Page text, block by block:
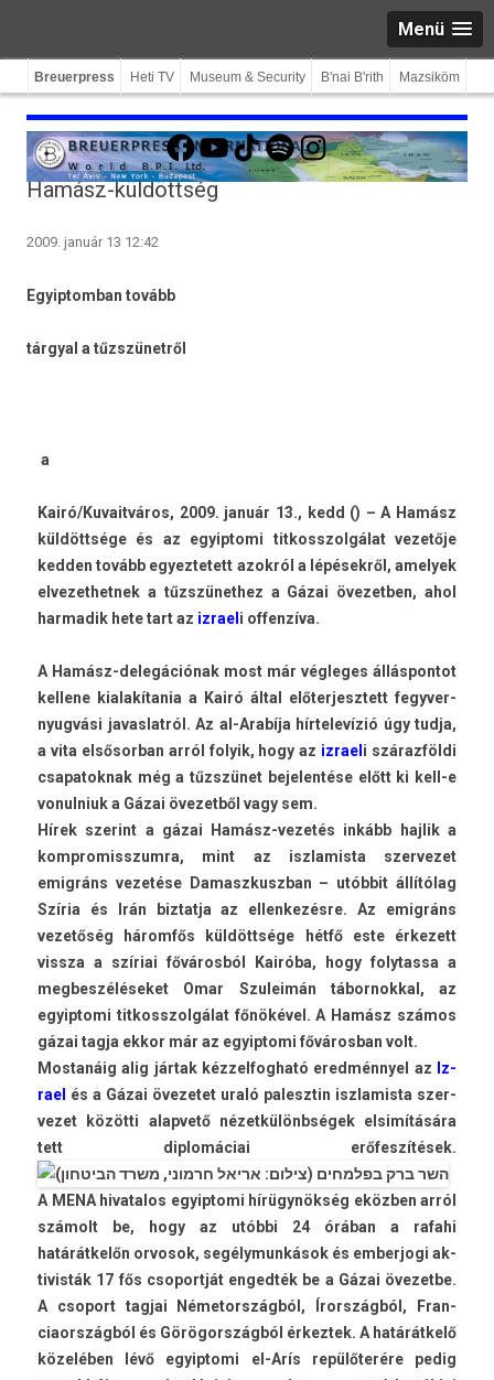
Menü
Breuerpress Heti TV Museum & Security B'nai B'rith Mazsiköm
Facebook
YouTube
TikTokSpotifyInstagram
Hamász-küldöttség
2009. január 13 12:42
Egyip­tomban tovább
tárgyal a tűzszünetről
a
Kairó/­Kuvait­város, 2009. január 13., kedd () – A Hamász
küldöttsége és az egyip­tomi tit­kosszol­gálat vezetője
kedd­en tovább egyez­tetett azokról a lépésekről, amelyek
el­vezet­hetnek a tűzszünet­hez a Gázai övezetb­en, ahol
har­madik hete tart az iz­rael i of­fen­zíva.
A Hamász-delegációnak most már vég­leges állás­pontot
kel­lene kialakítania a Kairó által előter­jesztett fegyver­
nyug­vási javas­latról. Az al-Arabíja hír­televízió úgy tudja,
a vita el­sősor­ban arról folyik, hogy az iz­rael i szárazföldi
csapatok­nak még a tűzszünet be­jelen­tése előtt ki kell-e
vonul­niuk a Gázai övezet­ből vagy sem.
Hírek szerint a gázai Hamász-vezetés inkább haj­lik a
kompromisszum­ra, mint az iszlamis­ta szer­vezet
emigráns vezetése Damaszkuszban – utóbbit állítólag
Szíria és Irán bi­ztat­ja az el­lenkezés­re. Az emigráns
vezetőség háromfős küldöttsége hétfő este érkezett
vissza a szíriai fővárosból Kairóba, hogy folytas­sa a
meg­beszéléseket Omar Szuleimán tábor­nokk­al, az
egyip­tomi tit­kosszol­gálat főnökével. A Hamász számos
gázai tagja ekkor már az egyip­tomi főváros­ban volt.
Mos­tanáig alig jártak kéz­zelfog­ható eredménnyel az
Iz­
rael és a Gázai övezetet uraló palesztin iszlamis­ta szer­
vezet közötti al­ap­vető nézetkülönbségek elsimítására
tett di­plomáciai erőfeszítések.
A MENA hivatalos egyip­tomi hírügynökség eközben arról
számolt be, hogy az utóbbi 24 órában a rafahi
határátkelőn or­vosok, segélymun­kások és em­ber­jogi ak­
tivis­ták 17 fős csoportját en­ged­ték be a Gázai övezet­be.
A csoport tag­jai Németország­ból, Írországból, Fran­
ciaország­ból és Görögországból érkez­tek. A határátkelő
közelében lévő egyip­tomi el-Arís repülőterére pedig